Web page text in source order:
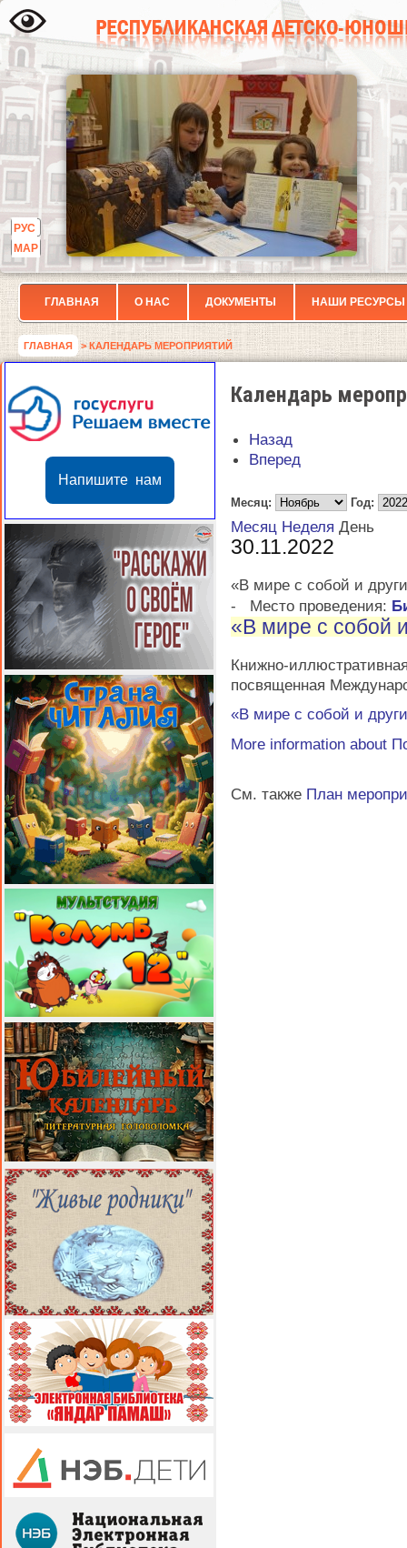
РУС
МАР
ГЛАВНАЯ О НАС ДОКУМЕНТЫ НАШИ РЕСУРСЫ
ГЛАВНАЯ > КАЛЕНДАРЬ МЕРОПРИЯТИЙ
Напишите нам
Календарь
Назад
Вперед
Месяц: Год:
Месяц Неделя День
30.11.2022
«В мире с собой и
-
Место проведения:
«В мире с собой
Книжно-
посвященная
«В мире с собой и
More information about
См. также План